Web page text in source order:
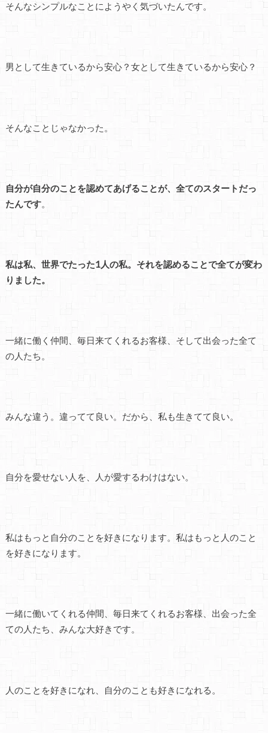
そんなシンプルなことにようやく気づいたんです。
男として生きているから安心？女として生きているから安心？
そんなことじゃなかった。
自分が自分のことを認めてあげることが、全てのスタートだっ
たんです。
私は私、世界でたった1人の私。それを認めることで全てが変わ
りました。
一緒に働く仲間、毎日来てくれるお客様、そして出会った全て
の人たち。
みんな違う。違ってて良い。だから、私も生きてて良い。
自分を愛せない人を、人が愛するわけはない。
私はもっと自分のことを好きになります。私はもっと人のこと
を好きになります。
一緒に働いてくれる仲間、毎日来てくれるお客様、出会った全
ての人たち、みんな大好きです。
人のことを好きになれ、自分のことも好きになれる。